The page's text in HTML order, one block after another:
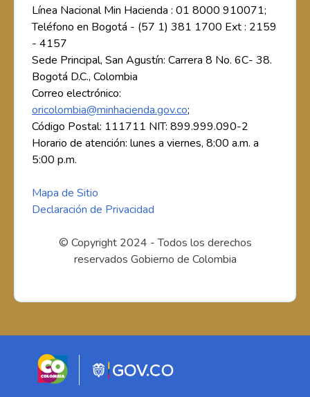
Línea Nacional Min Hacienda : 01 8000 910071;
Teléfono en Bogotá - (57 1) 381 1700 Ext : 2159
- 4157
Sede Principal, San Agustín: Carrera 8 No. 6C- 38.
Bogotá D.C., Colombia
Correo electrónico:
oricolombia@minhacienda.gov.co;
Código Postal: 111711 NIT: 899.999.090-2
Horario de atención: lunes a viernes, 8:00 a.m. a
5:00 p.m.
Mapa de Sitio
Declaración de Privacidad
© Copyright 2024 - Todos los derechos
reservados Gobierno de Colombia